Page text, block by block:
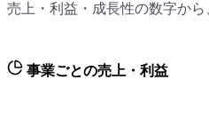
売上・利益・成長性の数字から
事業ごとの売上・利益